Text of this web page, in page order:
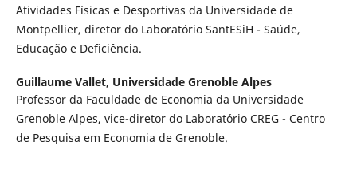
Atividades Físicas e Desportivas da Universidade de
Montpellier, diretor do Laboratório SantESiH - Saúde,
Educação e Deficiência.
Guillaume Vallet, Universidade Grenoble Alpes
Professor da Faculdade de Economia da Universidade
Grenoble Alpes, vice-diretor do Laboratório CREG - Centro
de Pesquisa em Economia de Grenoble.